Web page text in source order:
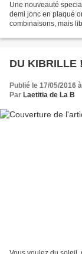
Une nouveauté
demi jonc en plaqué
combinaisons, mais
DU KIBRILLE !
Publié le 17/05/2016
Par Laetitia de La B